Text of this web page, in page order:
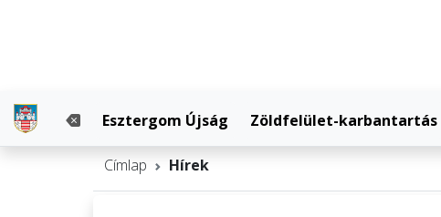
Esztergom Újság Zöldfelület-karbantartás
Címlap Hírek